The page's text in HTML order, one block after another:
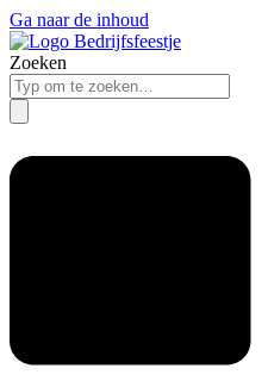
Ga naar de inhoud
Zoeken